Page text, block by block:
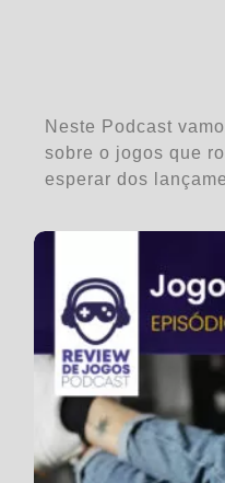
Neste Podcast
sobre o jogos que
esperar dos